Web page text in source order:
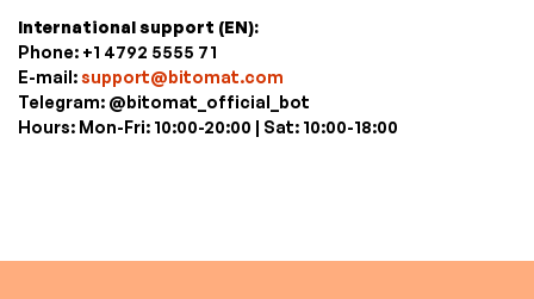
International support (EN):
Phone: +1 4792 5555 71
E-mail:support@bitomat.com
Telegram: @bitomat_official_bot
Hours: Mon-Fri: 10:00-20:00 | Sat: 10:00-18:00